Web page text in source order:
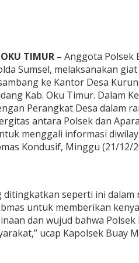
OKU TIMUR – Anggota Polsek
Sumsel, melaksanakan
ke Kantor Desa
Kab. Oku Timur. Dalam
Perangkat Desa dalam
antara Polsek dan
menggali informasi
Kondusif, Minggu (21/12/
ditingkatkan seperti ini dalam
untuk memberikan
dan wujud bahwa
ucap Kapolsek Buay